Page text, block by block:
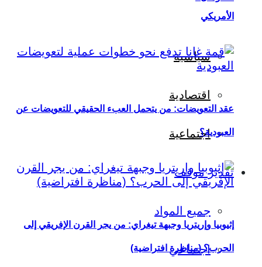
سياسية
اقتصادية
اجتماعية
تقدير موقف
جميع المواد
اجتماعي
الأمريكي
عقد التعويضات: من يتحمل العبء الحقيقي للتعويضات عن
العبودية؟
إثيوبيا وإريتريا وجبهة تيغراي: من يجر القرن الإفريقي إلى
الحرب؟ (مناظرة افتراضية)